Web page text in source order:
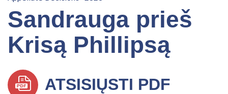
Sandrauga prieš
Krisą Phillipsą
ATSISIŲSTI PDF